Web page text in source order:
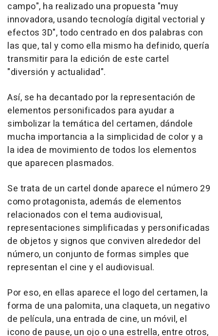
campo", ha realizado una propuesta "muy
innovadora, usando tecnología digital vectorial y
efectos 3D", todo centrado en dos palabras con
las que, tal y como ella mismo ha definido, quería
transmitir para la edición de este cartel
"diversión y actualidad".
Así, se ha decantado por la representación de
elementos personificados para ayudar a
simbolizar la temática del certamen, dándole
mucha importancia a la simplicidad de color y a
la idea de movimiento de todos los elementos
que aparecen plasmados.
Se trata de un cartel donde aparece el número 29
como protagonista, además de elementos
relacionados con el tema audiovisual,
representaciones simplificadas y personificadas
de objetos y signos que conviven alrededor del
número, un conjunto de formas simples que
representan el cine y el audiovisual.
Por eso, en ellas aparece el logo del certamen, la
forma de una palomita, una claqueta, un negativo
de película, una entrada de cine, un móvil, el
icono de pause, un ojo o una estrella, entre otros,